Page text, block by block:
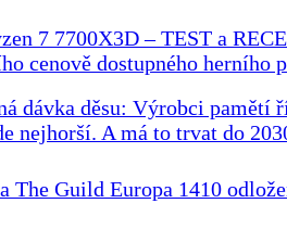
7 7700X3D – TEST a
cenově dostupného herního
dávka děsu: Výrobci pamětí
nejhorší. A má to trvat do
The Guild Europa 1410